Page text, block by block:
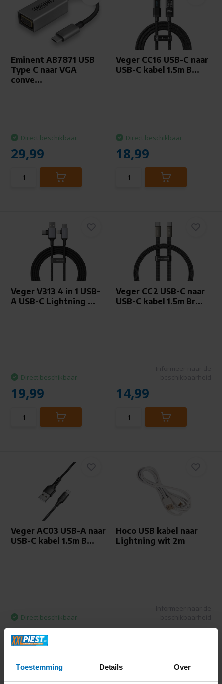
Toestemming Details Over
Eminent AB7871 USB
Type C naar VGA
conve...
Direct beschikbaar
29,99
Veger CC16 USB-C naar
USB-C kabel 1.5m B...
Direct beschikbaar
18,99
Veger V313 4 in 1 USB-
A USB-C Lightning ...
Direct beschikbaar
19,99
Veger CC2 USB-C naar
USB-C kabel 1.5m Br...
14,99
Veger AC03 USB-A naar
USB-C kabel 1.5m B...
Direct beschikbaar
9,99
Hoco USB kabel naar
Lightning wit 2m
11,99